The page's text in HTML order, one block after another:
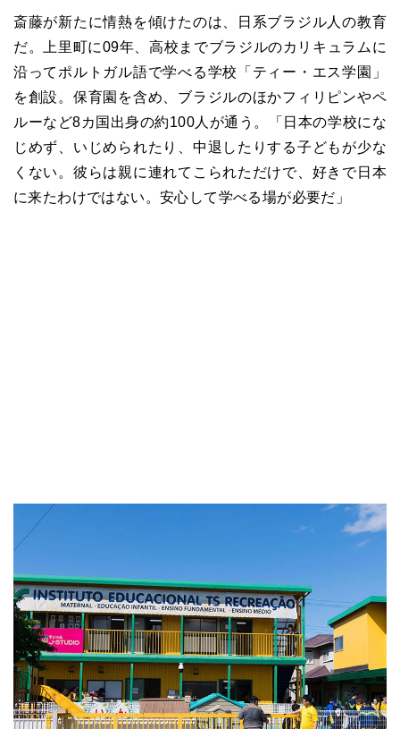
斎藤が新たに情熱を傾けたのは、日系ブラジル人の教育
だ。上里町に09年、高校までブラジルのカリキュラムに
沿ってポルトガル語で学べる学校「ティー・エス学園」
を創設。保育園を含め、ブラジルのほかフィリピンやペ
ルーなど8カ国出身の約100人が通う。「日本の学校にな
じめず、いじめられたり、中退したりする子どもが少な
くない。彼らは親に連れてこられただけで、好きで日本
に来たわけではない。安心して学べる場が必要だ」